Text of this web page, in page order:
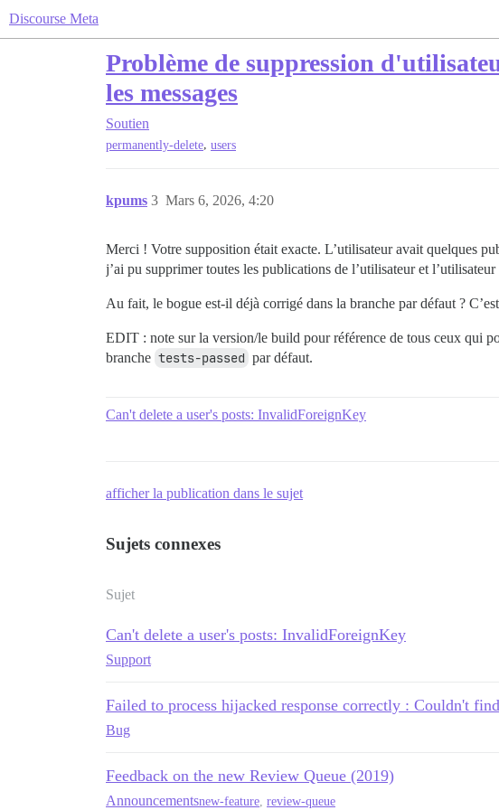
Discourse Meta
Problème de suppression
les messages
Soutien
permanently-delete, users
kpums Mars 6, 2026, 4:20
3
Merci ! Votre supposition était exacte. L’utilisateur avait quelques
j’ai pu supprimer toutes les publications de l’utilisateur et
Au fait, le bogue est-il déjà corrigé dans la branche par défaut ?
EDIT : note sur la version/le build pour référence de tous ceux qui
branche tests-passed par défaut.
Can't delete a user's posts: InvalidForeignKey
afficher la publication dans le sujet
Sujets connexes
Sujet
Can't delete a user's posts: InvalidForeignKey
Support
Failed to process hijacked response correctly : Couldn't
Bug
Feedback on the new Review Queue (2019)
Announcementsnew-feature review-queue